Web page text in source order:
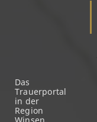
Das
Trauerportal
in der
Region